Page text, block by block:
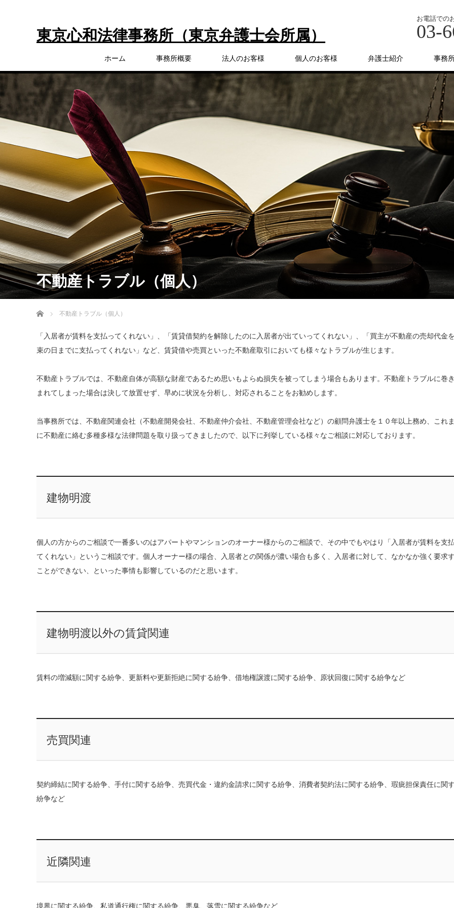
東京心和法律事務所（東京弁護士会所属）
お電話での
03-
ホーム 事務所概要 法人のお客様 個人のお客様 弁護士紹介 事務
不動産トラブル（個人）
ホーム 不動産トラブル（個人）
「入居者が賃料を支払ってくれない」、「賃貸借契約を解除したのに入居者が出ていってくれない」、「買主が不動産の売却代金
束の日までに支払ってくれない」など、賃貸借や売買といった不動産取引においても様々なトラブルが生じます。
不動産トラブルでは、不動産自体が高額な財産であるため思いもよらぬ損失を被ってしまう場合もあります。不動産トラブルに巻
まれてしまった場合は決して放置せず、早めに状況を分析し、対応されることをお勧めします。
当事務所では、不動産関連会社（不動産開発会社、不動産仲介会社、不動産管理会社など）の顧問弁護士を１０年以上務め、これ
に不動産に絡む多種多様な法律問題を取り扱ってきましたので、以下に列挙している様々なご相談に対応しております。
建物明渡
個人の方からのご相談で一番多いのはアパートやマンションのオーナー様からのご相談で、その中でもやはり「入居者が賃料を支
てくれない」というご相談です。個人オーナー様の場合、入居者との関係が濃い場合も多く、入居者に対して、なかなか強く要求
ことができない、といった事情も影響しているのだと思います。
建物明渡以外の賃貸関連
賃料の増減額に関する紛争、更新料や更新拒絶に関する紛争、借地権譲渡に関する紛争、原状回復に関する紛争など
売買関連
契約締結に関する紛争、手付に関する紛争、売買代金・違約金請求に関する紛争、消費者契約法に関する紛争、瑕疵担保責任に関
紛争など
近隣関連
境界に関する紛争、私道通行権に関する紛争、悪臭、落雪に関する紛争など